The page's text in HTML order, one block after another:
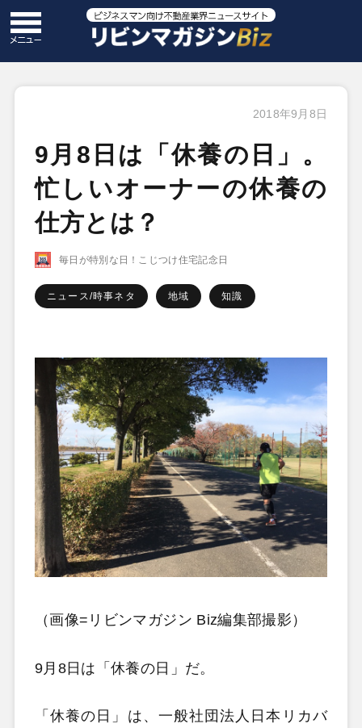
2018年9月8日
9月8日は「休養の日」。
忙しいオーナーの休養の
仕方とは？
毎日が特別な日！こじつけ住宅記念日
ニュース/時事ネタ 地域 知識
（画像=リビンマガジン Biz編集部撮影）
9月8日は「休養の日」だ。
「休養の日」は、一般社団法人日本リカバ